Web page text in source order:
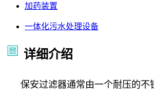
加药装置
一体化污水处理设备
详细介绍
保安过滤器通常由一个耐压的不